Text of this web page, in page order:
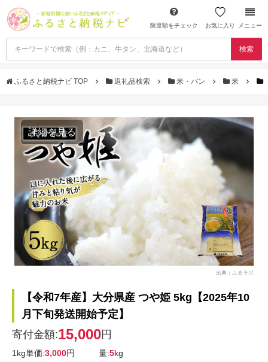
限度額をチェック お気に入り メニュー
検索
ふるさと納税ナビ TOP 返礼品検索 米・パン 米
詳細を見る
出典：ふるラボ
【令和7年産】大分県産 つや姫 5kg【2025年10
月下旬発送開始予定】
寄付金額:15,000円
1kg単価:3,000円 量:5kg